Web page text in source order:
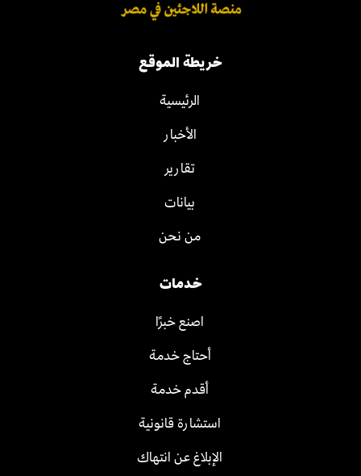
خريطة الموقع
الرئيسية
الأخبار
تقارير
بيانات
من نحن
خدمات
اصنع خبرًا
أحتاج خدمة
أقدم خدمة
استشارة قانونية
الإبلاغ عن انتهاك